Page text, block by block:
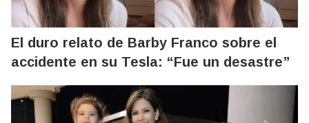
El duro relato de Barby Franco sobre el
accidente en su Tesla: “Fue un desastre”